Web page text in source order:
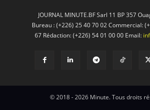
JOURNAL MINUTE.BF Sarl 11 BP 357
Bureau : (+226) 25 40 70 02 Commercial:
67 Rédaction: (+226) 54 01 00 00 Email:
© 2018 - 2026 Minute. Tous droits